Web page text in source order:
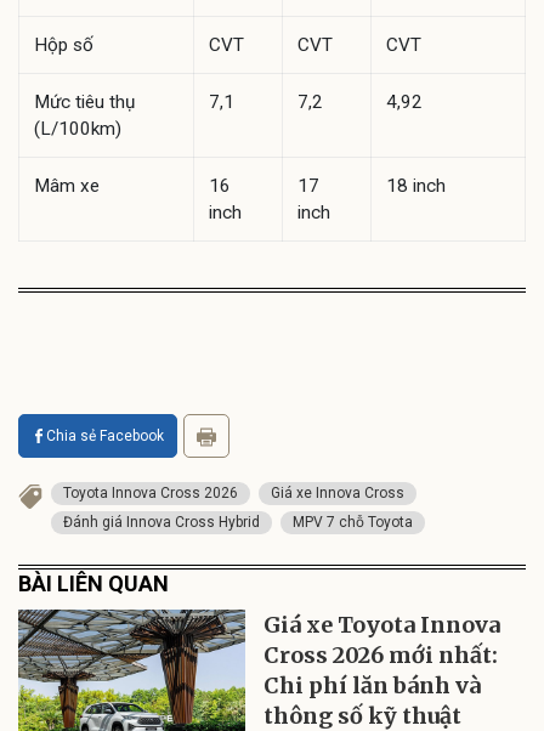
Hộp số CVT CVT CVT
Mức tiêu thụ
(L/100km)
7,1 7,2 4,92
Mâm xe
16
inch
17
inch
18 inch
Chia sẻ Facebook
Toyota Innova Cross 2026
Giá xe Innova Cross
Đánh giá Innova Cross Hybrid
MPV 7 chỗ Toyota
BÀI LIÊN QUAN
Giá xe Toyota Innova
Cross 2026 mới nhất:
Chi phí lăn bánh và
thông số kỹ thuật